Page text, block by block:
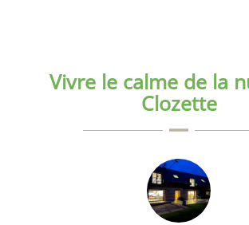
Vivre le calme de la
Clozette